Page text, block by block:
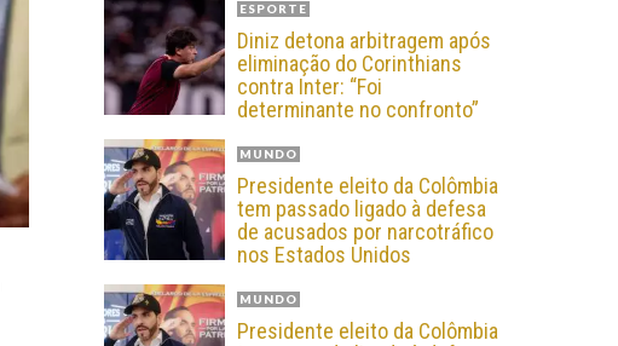
ESPORTE
Diniz detona arbitragem após
eliminação do Corinthians
contra Inter: “Foi
determinante no confronto”
MUNDO
Presidente eleito da Colômbia
tem passado ligado à defesa
de acusados por narcotráfico
nos Estados Unidos
MUNDO
Presidente eleito da Colômbia